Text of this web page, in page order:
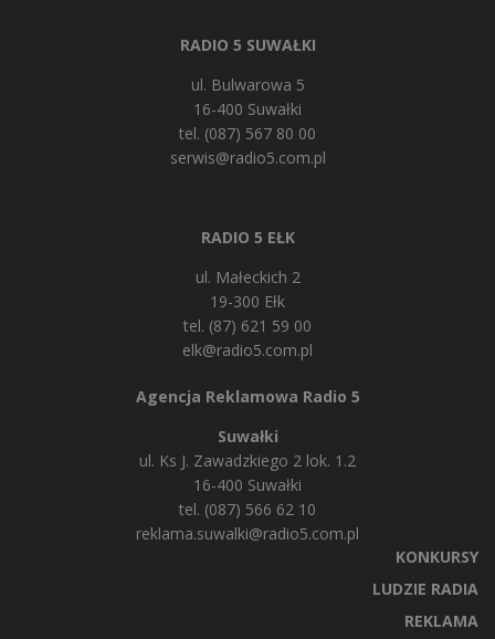
RADIO 5 SUWAŁKI
ul. Bulwarowa 5
16-400 Suwałki
tel. (087) 567 80 00
serwis@radio5.com.pl
RADIO 5 EŁK
ul. Małeckich 2
19-300 Ełk
tel. (87) 621 59 00
elk@radio5.com.pl
Agencja Reklamowa Radio 5
Suwałki
ul. Ks J. Zawadzkiego 2 lok. 1.2
16-400 Suwałki
tel. (087) 566 62 10
reklama.suwalki@radio5.com.pl
KONKURSY
LUDZIE RADIA
REKLAMA